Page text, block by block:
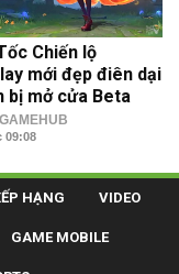
Chiến lộ
mới đẹp điên dại
bị mở cửa Beta
09:08
HẠNG VIDEO
GAME MOBILE